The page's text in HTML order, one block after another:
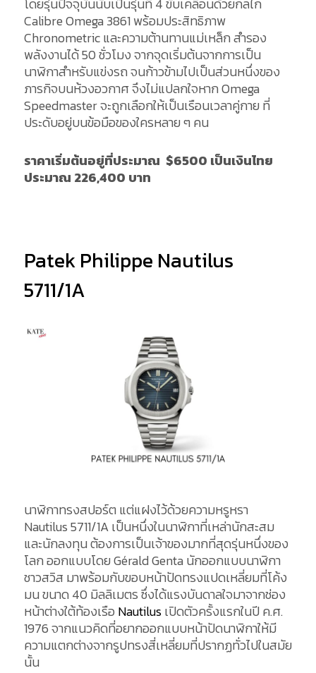
Calibre Omega 3861 พร้อมประสิทธิภาพ
Chronometric และความต้านทานแม่เหล็ก สำรอง
พลังงานได้ 50 ชั่วโมง จากจุดเริ่มต้นจากการเป็น
นาฬิกาสำหรับแข่งรถ จนก้าวข้ามไปเป็นส่วนหนึ่งของ
ภารกิจบนห้วงอวกาศ จึงไม่แปลกใจหาก Omega
Speedmaster จะถูกเลือกให้เป็นเรือนเวลาคู่กาย ที่
ประดับอยู่บนข้อมือของใครหลาย ๆ คน
ราคาเริ่มต้นอยู่ที่ประมาณ $6500 เป็นเงินไทย
ประมาณ 226,400 บาท
Patek Philippe Nautilus
5711/1A
นาฬิกาทรงสปอร์ต แต่แฝงไว้ด้วยความหรูหรา
Nautilus 5711/1A เป็นหนึ่งในนาฬิกาที่เหล่านักสะสม
และนักลงทุน ต้องการเป็นเจ้าของมากที่สุดรุ่นหนึ่งของ
โลก ออกแบบโดย Gérald Genta นักออกแบบนาฬิกา
ชาวสวิส มาพร้อมกับขอบหน้าปัดทรงแปดเหลี่ยมที่โค้ง
มน ขนาด 40 มิลลิเมตร ซึ่งได้แรงบันดาลใจมาจากช่อง
หน้าต่างใต้ท้องเรือ Nautilusเปิดตัวครั้งแรกในปี ค.ศ.
1976 จากแนวคิดที่อยากออกแบบหน้าปัดนาฬิกาให้มี
ความแตกต่างจากรูปทรงสี่เหลี่ยมที่ปรากฏทั่วไปในสมัย
นั้น